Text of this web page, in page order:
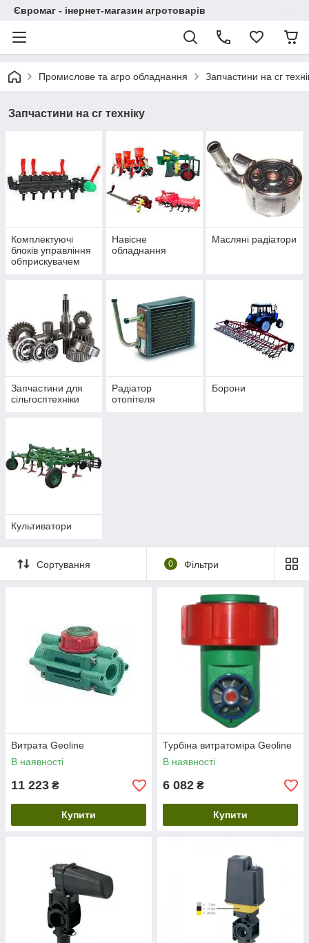
Євромаг - інернет-магазин агротоварів
Промислове та агро обладнання Запчастини на сг
Запчастини на сг техніку
Комплектуючі
блоків управління
обприскувачем
Навісне
обладнання
Масляні радіатори
Запчастини для
сільгосптехніки
Радіатор
отопітеля
Борони
Культиватори
Сортування 0 Фільтри
Витрата Geoline
В наявності
11 223 ₴
Купити
Турбіна витратоміра Geoline
В наявності
6 082 ₴
Купити